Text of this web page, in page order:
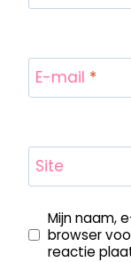
E-mail *
Site
Mijn naam,
browser
reactie